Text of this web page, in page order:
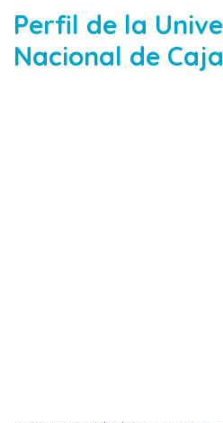
Perfil de la
Nacional de